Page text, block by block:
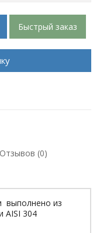
Быстрый заказ
Отзывов (0)
выполнено из
АISI 304